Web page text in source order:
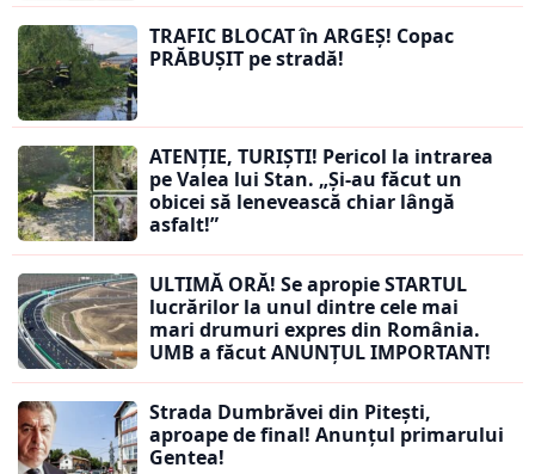
TRAFIC BLOCAT în ARGEȘ! Copac
PRĂBUȘIT pe stradă!
ATENȚIE, TURIȘTI! Pericol la intrarea
pe Valea lui Stan. „Și-au făcut un
obicei să lenevească chiar lângă
asfalt!”
ULTIMĂ ORĂ! Se apropie STARTUL
lucrărilor la unul dintre cele mai
mari drumuri expres din România.
UMB a făcut ANUNȚUL IMPORTANT!
Strada Dumbrăvei din Pitești,
aproape de final! Anunțul primarului
Gentea!